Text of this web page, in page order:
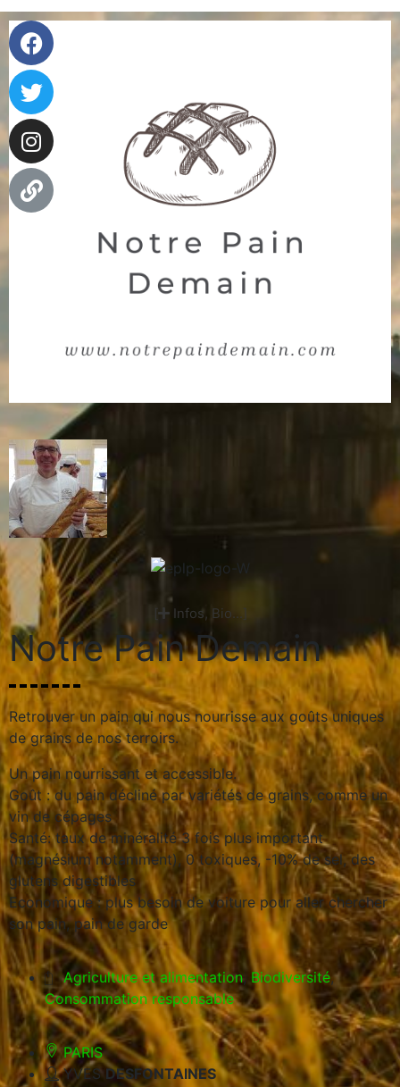
Infos, Bio...]
Notre Pain Demain
Retrouver un pain qui nous nourrisse aux goûts uniques
de grains de nos terroirs.
Un pain nourrissant et accessible.
Goût : du pain décliné par variétés de grains, comme un
vin de cépages
Santé: taux de minéralité 3 fois plus important
(magnésium notamment), 0 toxiques, -10% de sel, des
glutens digestibles
Economique : plus besoin de voiture pour aller chercher
son pain, pain de garde
Agriculture et alimentation, Biodiversité,
Consommation responsable
PARIS
YVES DESFONTAINES